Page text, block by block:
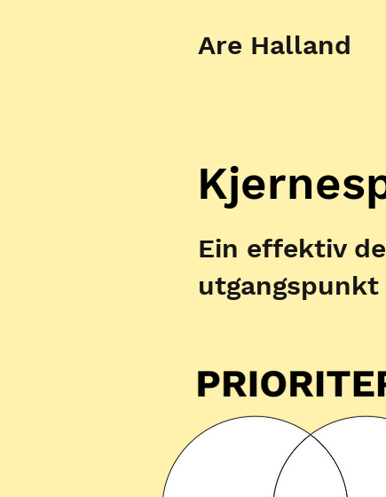
Are Halland
Ein effektiv